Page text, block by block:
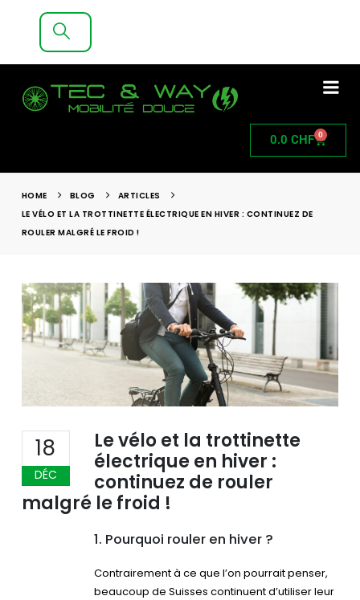
0.0CHF 0
HOME BLOG
ARTICLES
LE VÉLO ET LA TROTTINETTE ÉLECTRIQUE EN HIVER : CONTINUEZ DE
ROULER MALGRÉ LE FROID !
18
DÉC
Le vélo et la trottinette
électrique en hiver :
continuez de rouler
malgré le froid !
1. Pourquoi rouler en hiver ?
Contrairement à ce que l’on pourrait penser,
beaucoup de Suisses continuent d’utiliser leur
LIVRAISON GRATUITE A PARTIR DE 200CHF